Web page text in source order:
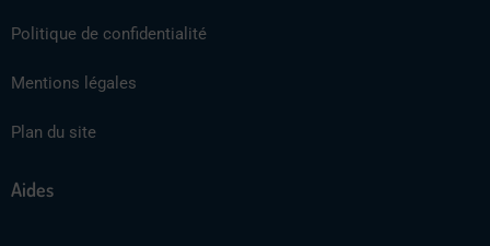
Politique de confidentialité
Mentions légales
Plan du site
Aides